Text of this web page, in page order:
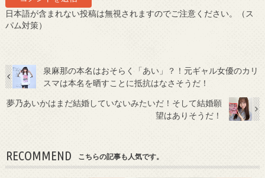
日本語が含まれない投稿は無視されますのでご注意ください。（ス
パム対策）
泉麻那の本名はおそらく「あい」？！元ギャル女優のカリ
スマは本名を晒すことに抵抗はなさそうだ！
夢乃あいかはまだ結婚していないみたいだ！そして結婚願
望はありそうだ！
RECOMMEND こちらの記事も人気です。